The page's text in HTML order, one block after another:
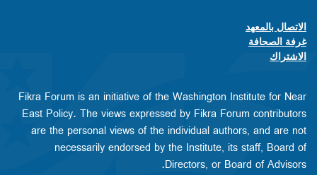
Footer contact links
الاتصال بالمعهد
غرفة الصحافة
الاشتراك
Fikra Forum is an initiative of the Washington Institute for Near
East Policy. The views expressed by Fikra Forum contributors
are the personal views of the individual authors, and are not
necessarily endorsed by the Institute, its staff, Board of
Directors, or Board of Advisors.​​